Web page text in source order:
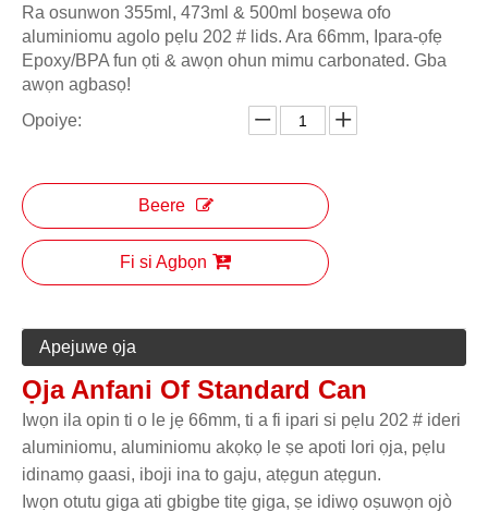
Ra osunwon 355ml, 473ml & 500ml boṣewa ofo
aluminiomu agolo pẹlu 202 # lids. Ara 66mm, Ipara-ọfẹ
Epoxy/BPA fun ọti & awọn ohun mimu carbonated. Gba
awọn agbasọ!
Opoiye:
Beere
Fi si Agbọn
Apejuwe ọja
Ọja Anfani Of Standard Can
Iwọn ila opin ti o le jẹ 66mm, ti a fi ipari si pẹlu 202 # ideri
aluminiomu, aluminiomu akọkọ le ṣe apoti lori ọja, pẹlu
idinamọ gaasi, iboji ina to gaju, atẹgun atẹgun.
Iwọn otutu giga ati gbigbe titẹ giga, ṣe idiwọ oṣuwọn ojò